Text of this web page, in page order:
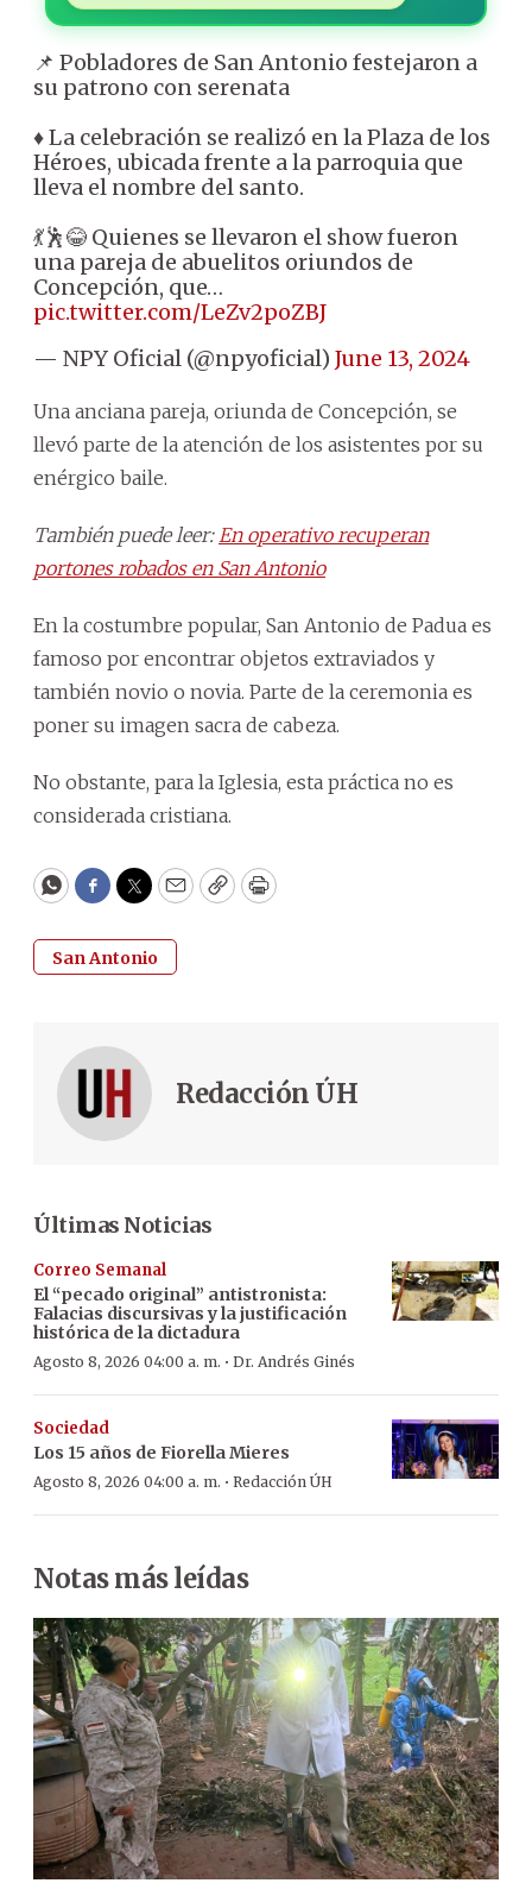
📌 Pobladores de San Antonio festejaron a
su patrono con serenata
♦️ La celebración se realizó en la Plaza de los
Héroes, ubicada frente a la parroquia que
lleva el nombre del santo.
💃🕺😂 Quienes se llevaron el show fueron
una pareja de abuelitos oriundos de
Concepción, que…
pic.twitter.com/LeZv2poZBJ
— NPY Oficial (@npyoficial) June 13, 2024
Una anciana pareja, oriunda de Concepción, se
llevó parte de la atención de los asistentes por su
enérgico baile.
También puede leer: En operativo recuperan
portones robados en San Antonio
En la costumbre popular, San Antonio de Padua es
famoso por encontrar objetos extraviados y
también novio o novia. Parte de la ceremonia es
poner su imagen sacra de cabeza.
No obstante, para la Iglesia, esta práctica no es
considerada cristiana.
WhatsApp
Facebook
Twitter
EmailCopyPrint
San Antonio
Redacción ÚH
Últimas Noticias
Correo Semanal
El “pecado original” antistronista:
Falacias discursivas y la justificación
histórica de la dictadura
Agosto 8, 2026 04:00 a. m. · Dr. Andrés Ginés
Sociedad
Los 15 años de Fiorella Mieres
Agosto 8, 2026 04:00 a. m. · Redacción ÚH
Notas más leídas